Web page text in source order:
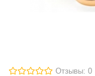
Отзывы: 0